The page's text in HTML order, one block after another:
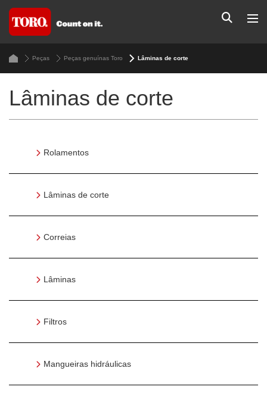
Peças Peças genuínas Toro Lâminas de corte
Lâminas de corte
Rolamentos
Lâminas de corte
Correias
Lâminas
Filtros
Mangueiras hidráulicas